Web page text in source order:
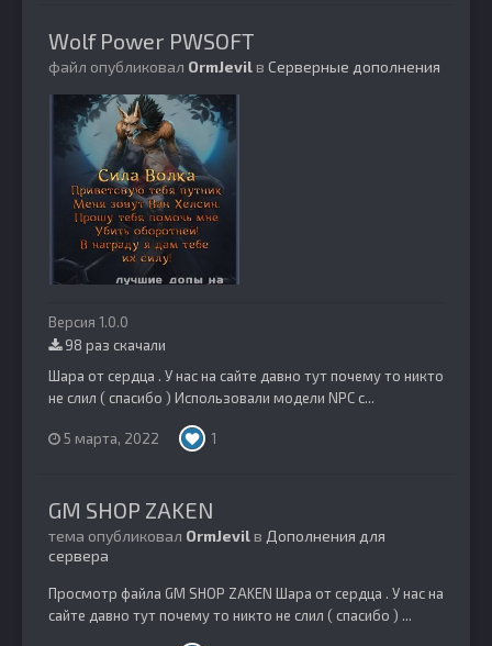
Wolf Power PWSOFT
файл опубликовал OrmJevilв Серверные дополнения
Версия 1.0.0
98 раз скачали
Шара от сердца . У нас на сайте давно тут почему то никто
не слил ( спасибо ) Использовали модели NPC c...
5 марта, 2022 1
GM SHOP ZAKEN
тема опубликовал OrmJevilв Дополнения для
сервера
Просмотр файла GM SHOP ZAKEN Шара от сердца . У нас на
сайте давно тут почему то никто не слил ( спасибо ) ...